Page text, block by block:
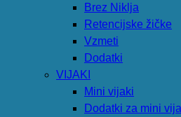
Brez Niklja
Retencijske žičke
Vzmeti
Dodatki
VIJAKI
Mini vijaki
Dodatki za mini